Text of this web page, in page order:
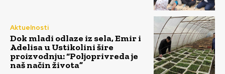
Aktuelnosti
Dok mladi odlaze iz sela, Emir i
Adelisa u Ustikolini šire
proizvodnju: “Poljoprivreda je
naš način života”